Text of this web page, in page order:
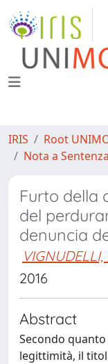
IRIS Root
Nota a Sentenza
Furto della
del
denuncia
2016
Abstract
Secondo
legittimità, il